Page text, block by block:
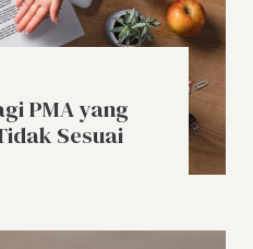
PMA yang
Sesuai